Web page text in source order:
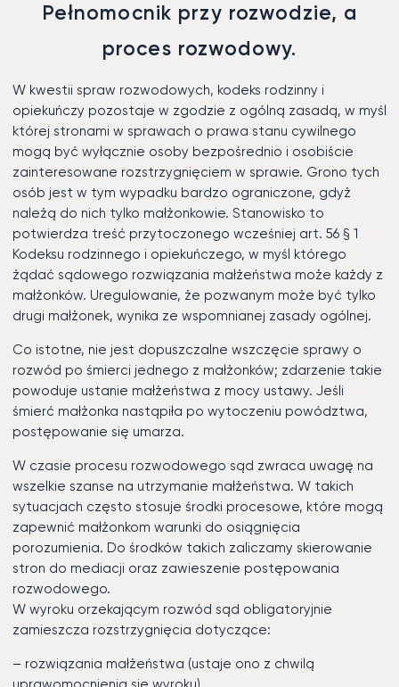
Pełnomocnik przy rozwodzie, a
proces rozwodowy.
W kwestii spraw rozwodowych, kodeks rodzinny i
opiekuńczy pozostaje w zgodzie z ogólną zasadą, w myśl
której stronami w sprawach o prawa stanu cywilnego
mogą być wyłącznie osoby bezpośrednio i osobiście
zainteresowane rozstrzygnięciem w sprawie. Grono tych
osób jest w tym wypadku bardzo ograniczone, gdyż
należą do nich tylko małżonkowie. Stanowisko to
potwierdza treść przytoczonego wcześniej art. 56 § 1
Kodeksu rodzinnego i opiekuńczego, w myśl którego
żądać sądowego rozwiązania małżeństwa może każdy z
małżonków. Uregulowanie, że pozwanym może być tylko
drugi małżonek, wynika ze wspomnianej zasady ogólnej.
Co istotne, nie jest dopuszczalne wszczęcie sprawy o
rozwód po śmierci jednego z małżonków; zdarzenie takie
powoduje ustanie małżeństwa z mocy ustawy. Jeśli
śmierć małżonka nastąpiła po wytoczeniu powództwa,
postępowanie się umarza.
W czasie procesu rozwodowego sąd zwraca uwagę na
wszelkie szanse na utrzymanie małżeństwa. W takich
sytuacjach często stosuje środki procesowe, które mogą
zapewnić małżonkom warunki do osiągnięcia
porozumienia. Do środków takich zaliczamy skierowanie
stron do mediacji oraz zawieszenie postępowania
rozwodowego.
W wyroku orzekającym rozwód sąd obligatoryjnie
zamieszcza rozstrzygnięcia dotyczące:
– rozwiązania małżeństwa (ustaje ono z chwilą